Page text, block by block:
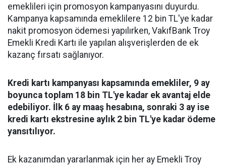
emeklileri için promosyon kampanyasını duyurdu.
Kampanya kapsamında emeklilere 12 bin TL'ye kadar
nakit promosyon ödemesi yapılırken, VakıfBank Troy
Emekli Kredi Kartı ile yapılan alışverişlerden de ek
kazanç fırsatı sağlanıyor.
Kredi kartı kampanyası kapsamında emekliler, 9 ay
boyunca toplam 18 bin TL'ye kadar ek avantaj elde
edebiliyor. İlk 6 ay maaş hesabına, sonraki 3 ay ise
kredi kartı ekstresine aylık 2 bin TL'ye kadar ödeme
yansıtılıyor.
Ek kazanımdan yararlanmak için her ay Emekli Troy